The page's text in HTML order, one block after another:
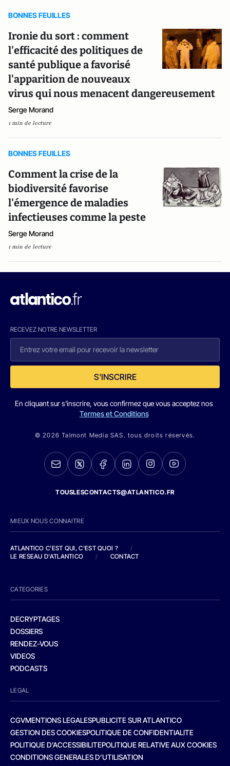
BONNES FEUILLES
Ironie du sort : comment
l'efficacité des politiques de
santé publique a favorisé
l'apparition de nouveaux
virus qui nous menacent dangereusement
Serge Morand
1 min de lecture
BONNES FEUILLES
Comment la crise de la
biodiversité favorise
l'émergence de maladies
infectieuses comme la peste
Serge Morand
1 min de lecture
RECEVEZ NOTRE NEWSLETTER
S'INSCRIRE
En cliquant sur s'inscrire, vous confirmez que vous acceptez nos
Termes et Conditions
© 2026 Talmont Media SAS. tous droits réservés.
TOUSLESCONTACTS@ATLANTICO.FR
MIEUX NOUS CONNAITRE
ATLANTICO C'EST QUI, C'EST QUOI ?
/
LE RESEAU D'ATLANTICO
/ CONTACT
CATEGORIES
DECRYPTAGES
DOSSIERS
RENDEZ-VOUS
VIDEOS
PODCASTS
LEGAL
CGVMENTIONS LEGALESPUBLICITE SUR ATLANTICO
GESTION DES COOKIESPOLITIQUE DE CONFIDENTIALITE
POLITIQUE D’ACCESSIBILITEPOLITIQUE RELATIVE AUX COOKIES
CONDITIONS GENERALES D’UTILISATION